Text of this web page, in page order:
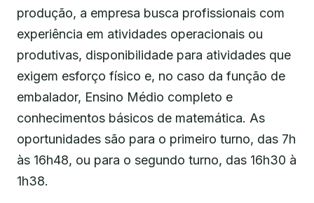
produção, a empresa busca profissionais com
experiência em atividades operacionais ou
produtivas, disponibilidade para atividades que
exigem esforço físico e, no caso da função de
embalador, Ensino Médio completo e
conhecimentos básicos de matemática. As
oportunidades são para o primeiro turno, das 7h
às 16h48, ou para o segundo turno, das 16h30 à
1h38.